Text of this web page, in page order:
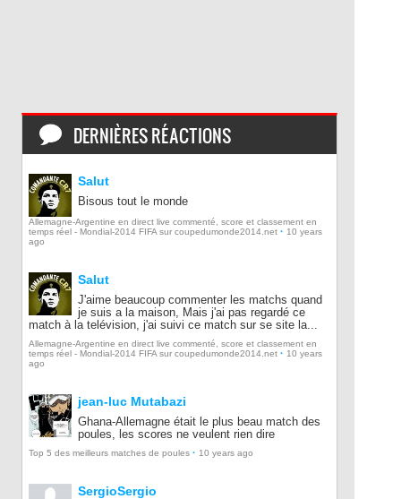
DERNIÈRES RÉACTIONS
Salut
Bisous tout le monde
Allemagne-Argentine en direct live commenté, score et classement en
temps réel - Mondial-2014 FIFA sur coupedumonde2014.net · 10 years
ago
Salut
J'aime beaucoup commenter les matchs quand
je suis a la maison, Mais j'ai pas regardé ce
match à la telévision, j'ai suivi ce match sur se site la...
Allemagne-Argentine en direct live commenté, score et classement en
temps réel - Mondial-2014 FIFA sur coupedumonde2014.net · 10 years
ago
jean-luc Mutabazi
Ghana-Allemagne était le plus beau match des
poules, les scores ne veulent rien dire
Top 5 des meilleurs matches de poules · 10 years ago
SergioSergio